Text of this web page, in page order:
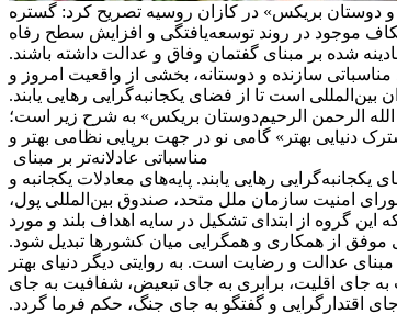
بریکس» در کازان روسیه تصریح کرد: گستره
موجود در روند توسعه‌یافتگی و افزایش سطح رفاه
شده بر مبنای گفتمان وفاق و عدالت داشته باشند.
سازنده و دوستانه، بخشی از واقعیت امروز و
بین‌المللی است تا از فضای یکجانبه‌گرایی رهایی یابند.
دوستان بریکس» به شرح زیر است؛الرحمن الرحیم
بهتر» گامی نو در جهت برپایی نظامی بهتر و
مناسباتی عادلانه‌تر بر مبنای
رهایی یابند. پایه‌های معادلات یکجانبه و
امنیت سازمان ملل متحد، صندوق بین‌المللی پول،
گروه از ابتدای تشکیل در سایه اهداف بلند و مورد
موفق از همکاری و همگرایی میان کشورها تبدیل شود.
عدالت و رضایت است. به روایتی دیگر دنیای بهتر
به جای اقلیت، برابری به جای تبعیض، شفافیت به جای
اقتدارگرایی و گفتگو به جای جنگ، حکم فرما گردد.